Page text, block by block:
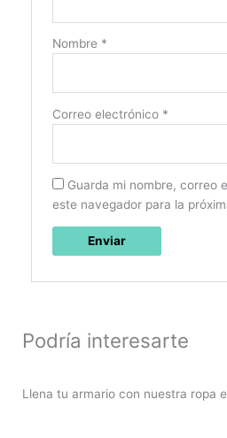
Nombre *
Correo electrónico *
Guarda mi nombre, correo
este navegador para la
Podría interesarte
Llena tu armario con nuestra ropa